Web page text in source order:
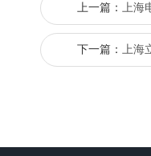
上一篇： 上海
下一篇： 上海